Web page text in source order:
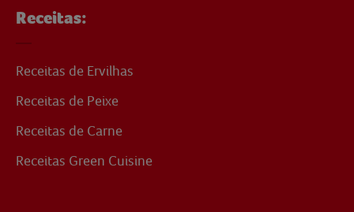
Receitas:
Receitas de Ervilhas
Receitas de Peixe
Receitas de Carne
Receitas Green Cuisine